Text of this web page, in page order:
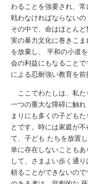
わることを強要され、
戦わなければならないの
その中で、命はほとん
実の暴力文化に巻きこ
を放棄し、 平和の小道
会の利益にもなること
による忍耐強い教育を前
ここでわたしは、私た
一つの重大な障碍に触
まりにも多くの子ども
とです。時には家庭が
て、子ども たちを放置
単に存在しないことも
して、さまよい歩く通
頼ることができないの